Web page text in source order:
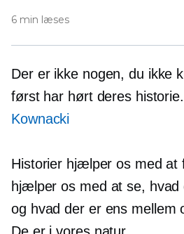
6 min læses
Der er ikke nogen, du ikke
først har hørt deres
Kownacki
Historier hjælper os med at
hjælper os med at se, hvad
og hvad der er ens mellem